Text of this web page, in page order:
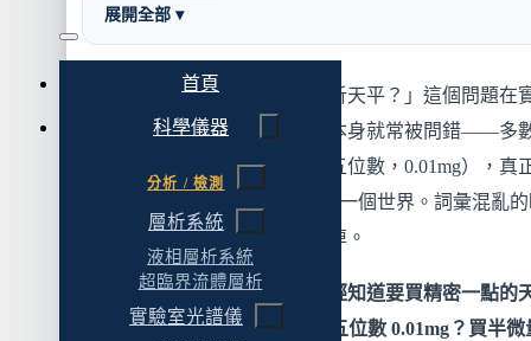
首頁
科學儀器
分析 / 檢測
層析系統
液相層析系統
超臨界流體層析
實驗室光譜儀
二、這篇真正要解決的問題：0.1mg 還是
的起點
為什麼最小可讀值不等於能稱多小
不同等級天平的典型最小稱量
選購的起點是「你最小的樣品多重」
展開全部 ▾
「我們應該買微量天平還是分析天平？」這個問題在
室規劃會議上常聽到，但問題本身就常被問錯——多
說的「微量」其實是半微量（五位數，0.01mg），真
微量天平（六位數，1μg）是另一個世界。詞彙混亂
候，後面的選購討論就跟著歪掉。
更實際的問題往往是：
「我已經知道要買精密一點的
平，但要選四位數 0.1mg 還是五位數 0.01mg？買半微